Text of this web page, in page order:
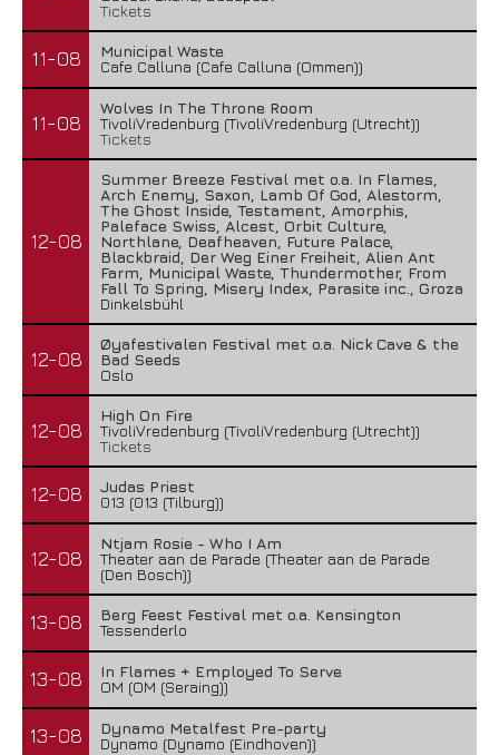
Tickets
11-08
Municipal Waste
Cafe Calluna (Cafe Calluna (Ommen))
11-08
Wolves In The Throne Room
TivoliVredenburg (TivoliVredenburg (Utrecht))
Tickets
12-08
Summer Breeze Festival met o.a. In Flames,
Arch Enemy, Saxon, Lamb Of God, Alestorm,
The Ghost Inside, Testament, Amorphis,
Paleface Swiss, Alcest, Orbit Culture,
Northlane, Deafheaven, Future Palace,
Blackbraid, Der Weg Einer Freiheit, Alien Ant
Farm, Municipal Waste, Thundermother, From
Fall To Spring, Misery Index, Parasite inc., Groza
Dinkelsbühl
12-08
Øyafestivalen Festival met o.a. Nick Cave & the
Bad Seeds
Oslo
12-08
High On Fire
TivoliVredenburg (TivoliVredenburg (Utrecht))
Tickets
12-08
Judas Priest
013 (013 (Tilburg))
12-08
Ntjam Rosie - Who I Am
Theater aan de Parade (Theater aan de Parade
(Den Bosch))
13-08
Berg Feest Festival met o.a. Kensington
Tessenderlo
13-08
In Flames + Employed To Serve
OM (OM (Seraing))
13-08
Dynamo Metalfest Pre-party
Dynamo (Dynamo (Eindhoven))